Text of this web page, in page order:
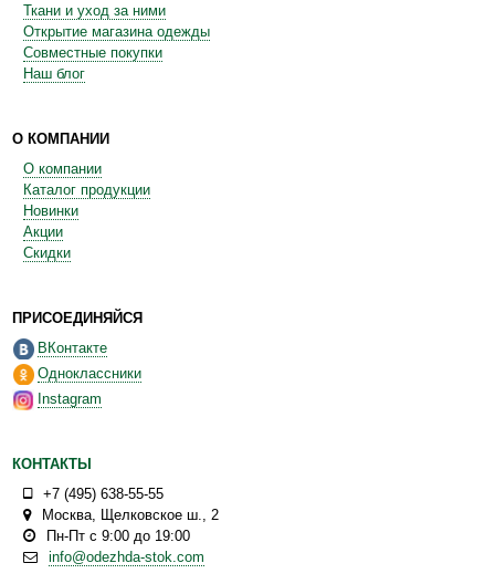
Ткани и уход за ними
Открытие магазина одежды
Совместные покупки
Наш блог
О КОМПАНИИ
О компании
Каталог продукции
Новинки
Акции
Скидки
ПРИСОЕДИНЯЙСЯ
ВКонтакте
Одноклассники
Instagram
КОНТАКТЫ
+7 (495) 638-55-55
Москва Щелковское ш., 2
Пн-Пт с 9:00 до 19:00
info@odezhda-stok.com